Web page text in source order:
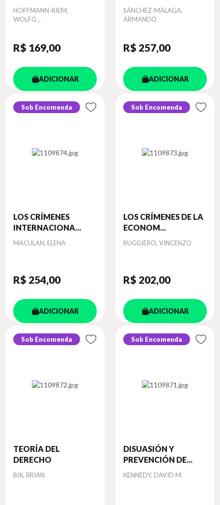
Autor
HOFFMANN-RIEM,
WOLFG...
R$ 169,00
ADICIONAR
Autor
SÁNCHEZ-MÁLAGA,
ARMANDO
R$ 257,00
ADICIONAR
Sob Encomenda
LOS CRÍMENES
INTERNACIONA...
Autor
MACULAN, ELENA
R$ 254,00
ADICIONAR
Sob Encomenda
LOS CRÍMENES DE LA
ECONOM...
Autor
RUGGIERO, VINCENZO
R$ 202,00
ADICIONAR
Sob Encomenda
TEORÍA DEL
DERECHO
Autor
BIX, BRIAN
Sob Encomenda
DISUASIÓN Y
PREVENCIÓN DE...
Autor
KENNEDY, DAVID M.